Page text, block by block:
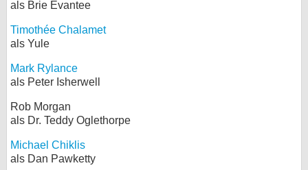
als Brie Evantee
Timothée Chalamet
als Yule
Mark Rylance
als Peter Isherwell
Rob Morgan
als Dr. Teddy Oglethorpe
Michael Chiklis
als Dan Pawketty